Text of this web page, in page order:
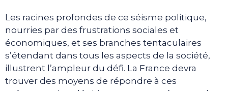
Les racines profondes de ce séisme politique,
nourries par des frustrations sociales et
économiques, et ses branches tentaculaires
s’étendant dans tous les aspects de la société,
illustrent l’ampleur du défi. La France devra
trouver des moyens de répondre à ces